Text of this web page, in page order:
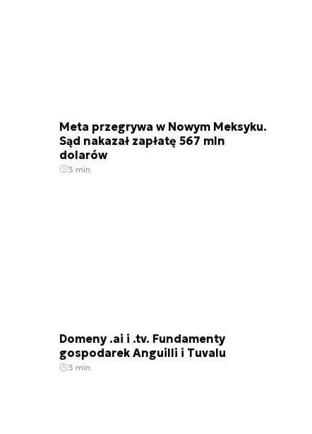
Meta przegrywa w Nowym Meksyku.
Sąd nakazał zapłatę 567 mln
dolarów
3 min.
Domeny .ai i .tv. Fundamenty
gospodarek Anguilli i Tuvalu
3 min.